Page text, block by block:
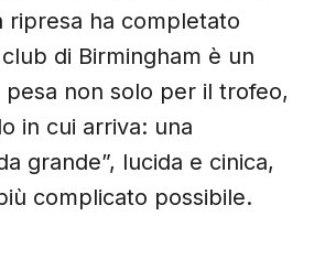
ripresa ha completato
di Birmingham è un
non solo per il trofeo,
in cui arriva: una
grande”, lucida e cinica,
complicato possibile.